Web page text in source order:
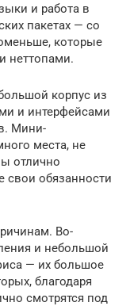
и работа в
пакетах — со
которые
неттопами.
корпус из
и интерфейсами
Мини-
места, не
отлично
свои обязанности
Во-
и небольшой
— их большое
благодаря
смотрятся под